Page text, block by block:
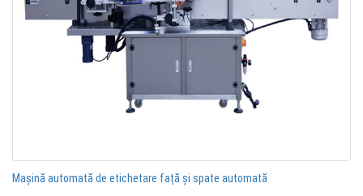
Mașină automată de etichetare față și spate automată